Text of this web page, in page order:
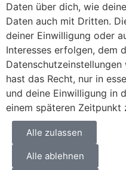
Portfolio
Kontakt
☏ Lass
Daten über dich, wie
Daten auch mit Dritten.
deiner Einwilligung oder
Interesses erfolgen, dem
hast das Recht, nur in
und deine Einwilligung in
einem späteren Zeitpunkt
Alle zulassen
Alle ablehnen